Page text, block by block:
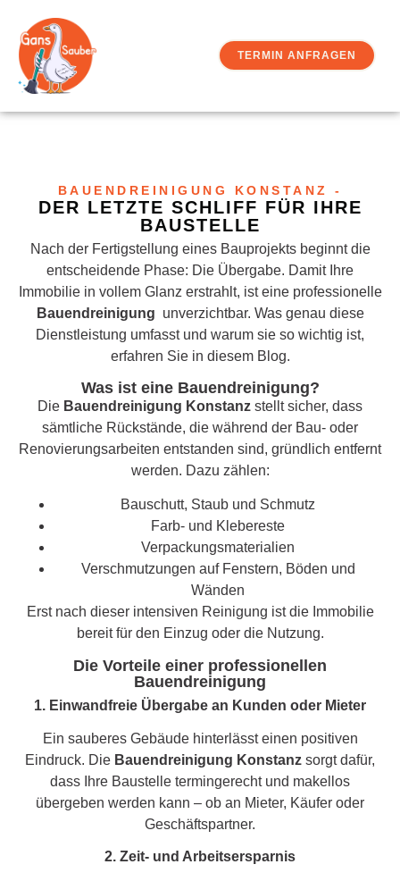
TERMIN ANFRAGEN
BAUENDREINIGUNG KONSTANZ -
DER LETZTE SCHLIFF FÜR IHRE
BAUSTELLE
Nach der Fertigstellung eines Bauprojekts beginnt die
entscheidende Phase: Die Übergabe. Damit Ihre
Immobilie in vollem Glanz erstrahlt, ist eine professionelle
Bauendreinigung unverzichtbar. Was genau diese
Dienstleistung umfasst und warum sie so wichtig ist,
erfahren Sie in diesem Blog.
Was ist eine Bauendreinigung?
Die Bauendreinigung Konstanz stellt sicher, dass
sämtliche Rückstände, die während der Bau- oder
Renovierungsarbeiten entstanden sind, gründlich entfernt
werden. Dazu zählen:
Bauschutt, Staub und Schmutz
Farb- und Klebereste
Verpackungsmaterialien
Verschmutzungen auf Fenstern, Böden und
Wänden
Erst nach dieser intensiven Reinigung ist die Immobilie
bereit für den Einzug oder die Nutzung.
Die Vorteile einer professionellen
Bauendreinigung
1. Einwandfreie Übergabe an Kunden oder Mieter
Ein sauberes Gebäude hinterlässt einen positiven
Eindruck. Die Bauendreinigung Konstanz sorgt dafür,
dass Ihre Baustelle termingerecht und makellos
übergeben werden kann – ob an Mieter, Käufer oder
Geschäftspartner.
2. Zeit- und Arbeitsersparnis